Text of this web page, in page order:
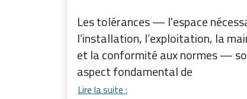
Les tolérances — l'espace
l’installation, l’exploitation, la
et la conformité aux normes —
aspect fondamental de
Lire la suite :